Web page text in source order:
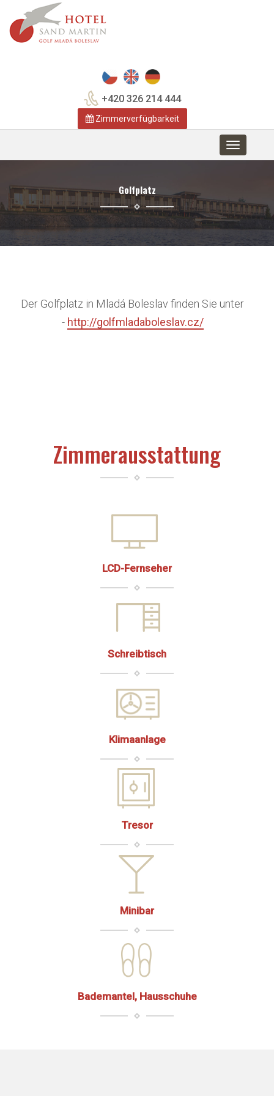
+420 326 214 444
Zimmerverfügbarkeit
Toggle
navigation
Golfplatz
Der Golfplatz in Mladá Boleslav finden Sie unter
- http://golfmladaboleslav.cz/
Zimmerausstattung
LCD-Fernseher
Schreibtisch
Klimaanlage
Tresor
Minibar
Bademantel, Hausschuhe